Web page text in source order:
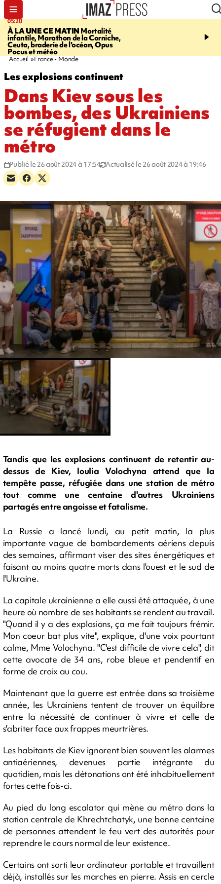
05:20
À LA UNE CE MATIN Mortalité
infantile, Marathon de la Corniche,
Ceuta, braderie de l'océan, Opus
Pocus et météo
06:29
Le mis
Accueil France - Monde
Les explosions continuent
Dans Kiev sous les
bombes, des Ukrainiens
se réfugient dans le
métro
Publié le 26 août 2024 à 17:54 Actualisé le 26 août 2024 à 19:46
Tandis que les explosions continuent de retentir au-
dessus de Kiev, Ioulia Volochyna attend que la
tempête passe, réfugiée dans une station de métro
tout comme une centaine d'autres Ukrainiens
partagés entre angoisse et fatalisme.
La Russie a lancé lundi, au petit matin, la plus
importante vague de bombardements aériens depuis
des semaines, affirmant viser des sites énergétiques et
faisant au moins quatre morts dans l'ouest et le sud de
l'Ukraine.
La capitale ukrainienne a elle aussi été attaquée, à une
heure où nombre de ses habitants se rendent au travail.
"Quand il y a des explosions, ça me fait toujours frémir.
Mon coeur bat plus vite", explique, d'une voix pourtant
calme, Mme Volochyna. "C'est difficile de vivre cela", dit
cette avocate de 34 ans, robe bleue et pendentif en
forme de croix au cou.
Maintenant que la guerre est entrée dans sa troisième
année, les Ukrainiens tentent de trouver un équilibre
entre la nécessité de continuer à vivre et celle de
s'abriter face aux frappes meurtrières.
Les habitants de Kiev ignorent bien souvent les alarmes
antiaériennes, devenues partie intégrante du
quotidien, mais les détonations ont été inhabituellement
fortes cette fois-ci.
Au pied du long escalator qui mène au métro dans la
station centrale de Khrechtchatyk, une bonne centaine
de personnes attendent le feu vert des autorités pour
reprendre le cours normal de leur existence.
Certains ont sorti leur ordinateur portable et travaillent
déjà, installés sur les marches en pierre. Assis en cercle